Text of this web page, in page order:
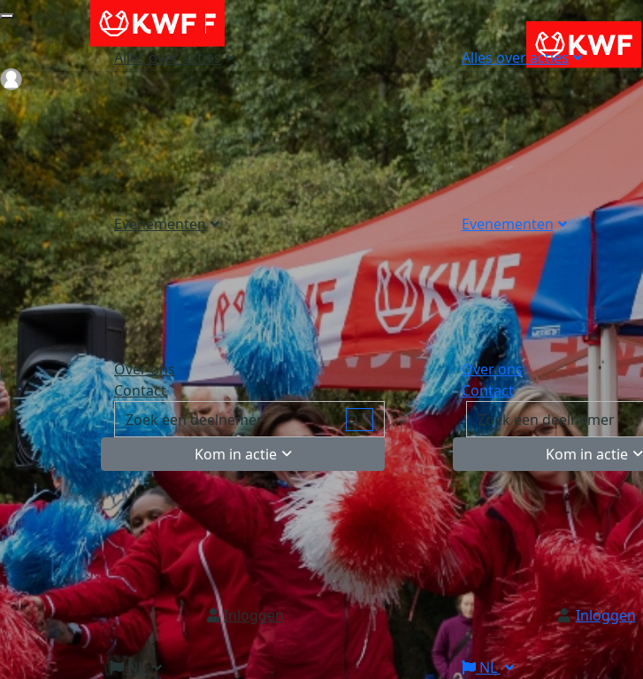
Alles over acties
Evenementen
Over ons
Contact
Kom in actie
Inloggen
NL
Alles over acties
Evenementen
Over ons
Contact
Kom in actie
Inloggen
NL
Login